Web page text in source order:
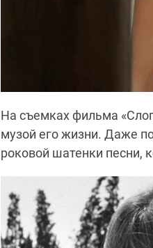
На съемках фильма
музой его жизни. Даже
роковой шатенки песни,